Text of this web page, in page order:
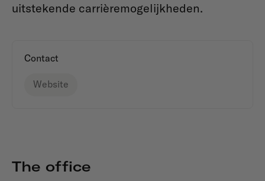
uitstekende carrièremogelijkheden.
Contact
Website
The office